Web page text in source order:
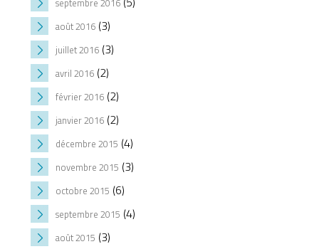
septembre 2016
août 2016(3)
juillet 2016(3)
avril 2016(2)
février 2016(2)
janvier 2016(2)
décembre 2015 (4)
novembre 2015 (3)
octobre 2015 (6)
septembre 2015 (4)
août 2015 (3)